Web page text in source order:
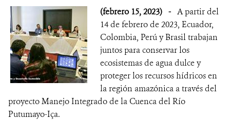
(febrero 15, 2023) - A partir del
14 de febrero de 2023, Ecuador,
Colombia, Perú y Brasil trabajan
juntos para conservar los
ecosistemas de agua dulce y
proteger los recursos hídricos en
la región amazónica a través del
proyecto Manejo Integrado de la Cuenca del Río
Putumayo-Iça.